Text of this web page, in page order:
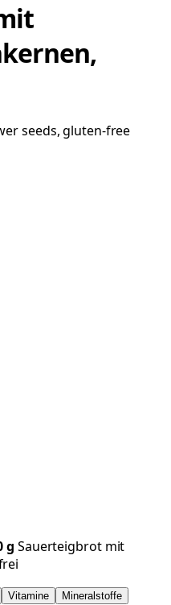
seeds, gluten-free
g Sauerteigbrot mit
Vitamine Mineralstoffe